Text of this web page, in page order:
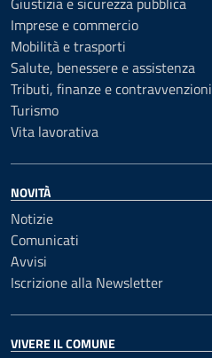
Imprese e commercio
Mobilità e trasporti
Salute, benessere e assistenza
Tributi, finanze e contravvenzioni
Turismo
Vita lavorativa
NOVITÀ
Notizie
Comunicati
Avvisi
Iscrizione alla Newsletter
VIVERE IL COMUNE